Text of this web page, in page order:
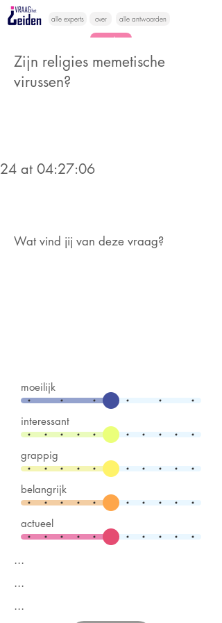
alle experts over alle antwoorden
vragen lessen
Zijn religies memetische
virussen?
at 04:27:06
Wat vind jij van deze vraag?
moeilijk
interessant
grappig
belangrijk
actueel
...
...
...